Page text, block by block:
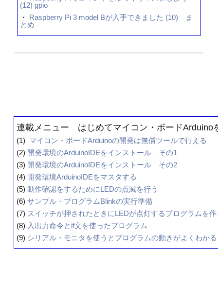
(12) gpio
・
Raspberry Pi 3 model Bが入手できました (10) ま
とめ
連載メニュー はじめてマイコン・ボードArduino
(1) マイコン・ボードArduinoの開発は無償ツールで行える
(2) 開発環境のArduinoIDEをインストール その1
(3) 開発環境のArduinoIDEをインストール その2
(4) 開発環境ArduinoIDEをマスタする
(5) 動作確認をするためにLEDの点滅を行う
(6) サンプル・プログラムBlinkの実行準備
(7) スイッチが押されたときにLEDが点灯するプログラムを作
(8) 入出力命令とif文を使ったプログラム
(9) シリアル・モニタを使うとプログラムの動きがよくわかる